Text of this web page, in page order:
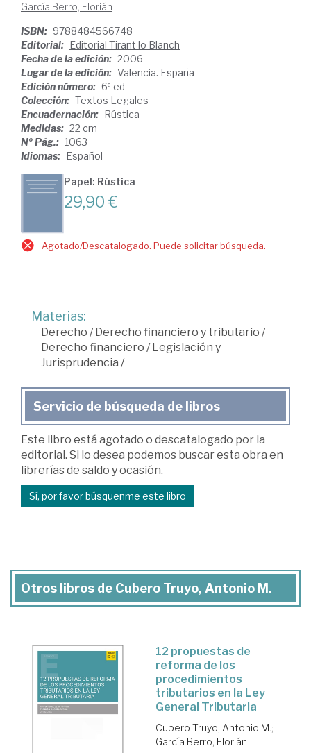
García Berro, Florián
ISBN: 9788484566748
Editorial: Editorial Tirant lo Blanch
Fecha de la edición: 2006
Lugar de la edición: Valencia. España
Edición número: 6ª ed
Colección: Textos Legales
Encuadernación: Rústica
Medidas: 22 cm
Nº Pág.: 1063
Idiomas: Español
Papel: Rústica
29,90 €
Agotado/Descatalogado. Puede solicitar búsqueda.
Materias:
Derecho /Derecho financiero y tributario /
Derecho financiero /Legislación y
Jurisprudencia /
Servicio de búsqueda de libros
Este libro está agotado o descatalogado por la
editorial. Si lo desea podemos buscar esta obra en
librerías de saldo y ocasión.
Sí, por favor búsquenme este libro
Otros libros de Cubero Truyo, Antonio M.
12 propuestas de
reforma de los
procedimientos
tributarios en la Ley
General Tributaria
Cubero Truyo, Antonio M.;
García Berro, Florián